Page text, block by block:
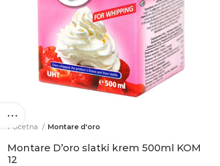
Početna Montare d'oro
Montare D’oro slatki krem 500ml KOM
12